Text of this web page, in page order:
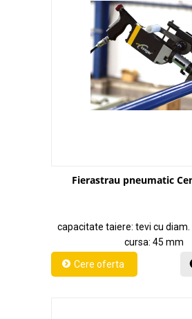
Fierastrau pneumatic
capacitate taiere: tevi cu
cursa: 45 mm